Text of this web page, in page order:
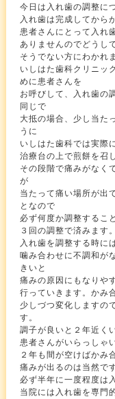
今日は入れ歯の調整に
入れ歯は完成してから
患者さんにとって入れ
ありませんのでどうし
そうでない方にわかれ
いしはた歯科クリニッ
めに患者さんを
お呼びして、入れ歯の
同じで
大抵の場合、少し当た
うに
いしはた歯科では実際
治療台の上で煎餅を召
その段階で痛みがなく
が
当たって痛い場所が出
となので
必ず何度か調整するこ
３回の調整で済みます。
入れ歯を調整する時に
噛み合わせに不調和が
きいと
痛みの原因にもなりや
行っていきます。かみ
少しづつ変化しますの
す。
調子が良いと２年近く
患者さんがいらっしゃ
２年も間が空けばかみ
痛みが出るのは当然で
必ず半年に一度程度は
当院には入れ歯を専門